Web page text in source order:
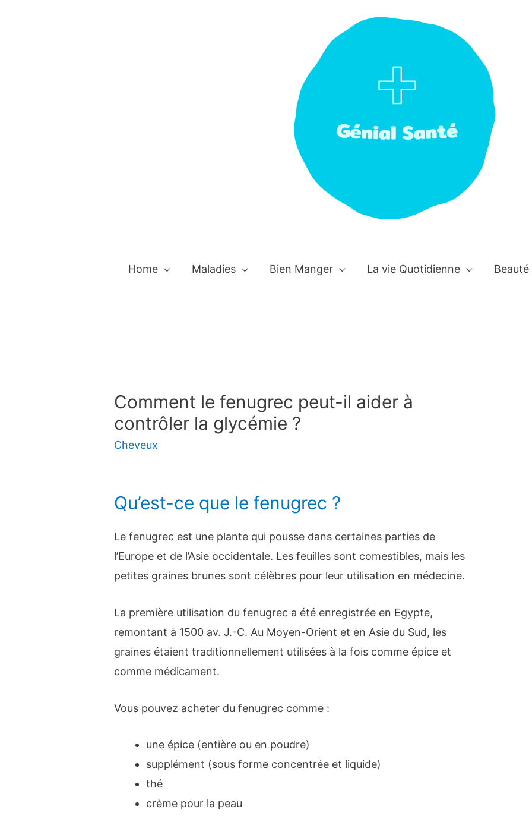
Home Maladies Bien Manger La vie Quotidienne Beauté
Comment le fenugrec peut-il aider à
contrôler la glycémie ?
Cheveux
Qu’est-ce que le fenugrec ?
Le fenugrec est une plante qui pousse dans certaines parties de
l’Europe et de l’Asie occidentale. Les feuilles sont comestibles, mais les
petites graines brunes sont célèbres pour leur utilisation en médecine.
La première utilisation du fenugrec a été enregistrée en Egypte,
remontant à 1500 av. J.-C. Au Moyen-Orient et en Asie du Sud, les
graines étaient traditionnellement utilisées à la fois comme épice et
comme médicament.
Vous pouvez acheter du fenugrec comme :
une épice (entière ou en poudre)
supplément (sous forme concentrée et liquide)
thé
crème pour la peau